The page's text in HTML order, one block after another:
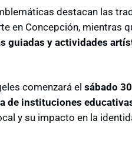
destacan las
en Concepción, mientras
guiadas y actividades
comenzará el sábado
de instituciones
y su impacto en la